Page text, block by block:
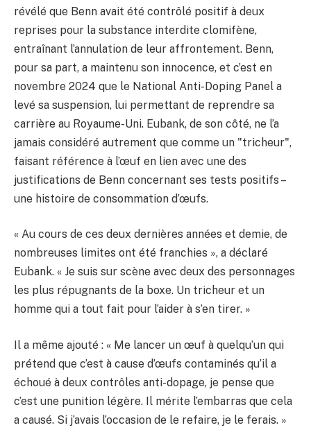
révélé que Benn avait été contrôlé positif à deux
reprises pour la substance interdite clomifène,
entraînant l’annulation de leur affrontement. Benn,
pour sa part, a maintenu son innocence, et c’est en
novembre 2024 que le National Anti-Doping Panel a
levé sa suspension, lui permettant de reprendre sa
carrière au Royaume-Uni. Eubank, de son côté, ne l’a
jamais considéré autrement que comme un "tricheur",
faisant référence à l’œuf en lien avec une des
justifications de Benn concernant ses tests positifs –
une histoire de consommation d’œufs.
« Au cours de ces deux dernières années et demie, de
nombreuses limites ont été franchies », a déclaré
Eubank. « Je suis sur scène avec deux des personnages
les plus répugnants de la boxe. Un tricheur et un
homme qui a tout fait pour l’aider à s’en tirer. »
Il a même ajouté : « Me lancer un œuf à quelqu’un qui
prétend que c’est à cause d’œufs contaminés qu’il a
échoué à deux contrôles anti-dopage, je pense que
c’est une punition légère. Il mérite l’embarras que cela
a causé. Si j’avais l’occasion de le refaire, je le ferais. »